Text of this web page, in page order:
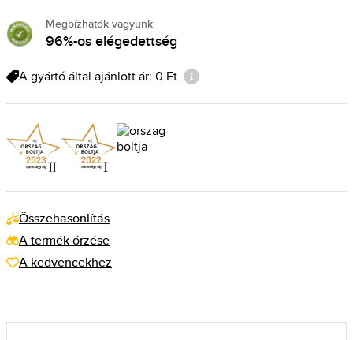
Megbízhatók vagyunk
96%-os elégedettség
A gyártó által ajánlott ár: 0 Ft
Összehasonlítás
A termék őrzése
A kedvencekhez